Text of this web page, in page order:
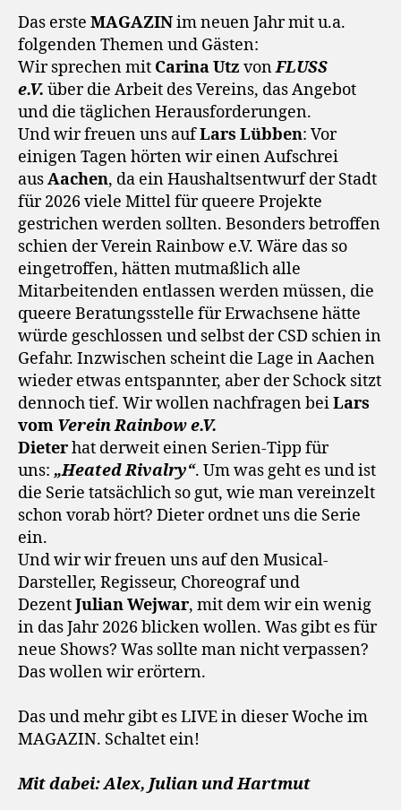
Das erste MAGAZINim neuen Jahr mit u.a.
folgenden Themen und Gästen:
Wir sprechen mit Carina Utz vonFLUSS
e.V. über die Arbeit des Vereins, das Angebot
und die täglichen Herausforderungen.
Und wir freuen uns aufLars Lübben: Vor
einigen Tagen hörten wir einen Aufschrei
ausAachen, da ein Haushaltsentwurf der Stadt
für 2026 viele Mittel für queere Projekte
gestrichen werden sollten. Besonders betroffen
schien der Verein Rainbow e.V. Wäre das so
eingetroffen, hätten mutmaßlich alle
Mitarbeitenden entlassen werden müssen, die
queere Beratungsstelle für Erwachsene hätte
würde geschlossen und selbst der CSD schien in
Gefahr. Inzwischen scheint die Lage in Aachen
wieder etwas entspannter, aber der Schock sitzt
dennoch tief. Wir wollen nachfragen beiLars
vom Verein Rainbow e.V.
Dieterhat derweit einen Serien-Tipp für
uns: „Heated Rivalry“. Um was geht es und ist
die Serie tatsächlich so gut, wie man vereinzelt
schon vorab hört? Dieter ordnet uns die Serie
ein.
Und wir wir freuen uns auf den Musical-
Darsteller, Regisseur, Choreograf und
DezentJulian Wejwar, mit dem wir ein wenig
in das Jahr 2026 blicken wollen. Was gibt es für
neue Shows? Was sollte man nicht verpassen?
Das wollen wir erörtern.
Das und mehr gibt es LIVE in dieser Woche im
MAGAZIN. Schaltet ein!
Mit dabei: Alex, Julian und Hartmut